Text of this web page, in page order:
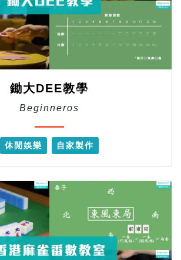
鋤大DEE教學
Beginneros
休閒娛樂 自家製作